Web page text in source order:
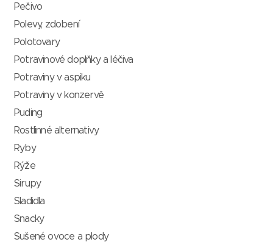
Pečivo
Polevy, zdobení
Polotovary
Potravinové doplňky a léčiva
Potraviny v aspiku
Potraviny v konzervě
Puding
Rostlinné alternativy
Ryby
Rýže
Sirupy
Sladidla
Snacky
Sušené ovoce a plody